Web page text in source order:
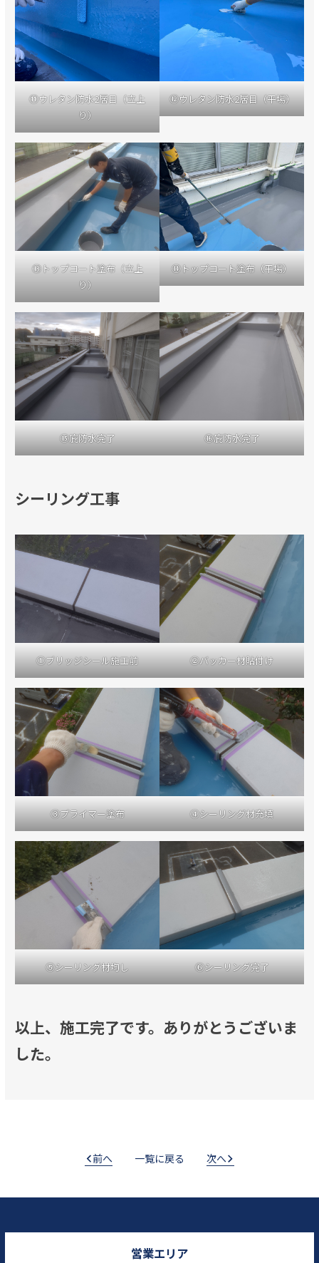
⑪ウレタン防水2層目（立上
り）
⑫ウレタン防水2層目（平場）
⑬トップコート塗布（立上
り）
⑭トップコート塗布（平場）
⑮庇防水完了 ⑯庇防水完了
シーリング工事
①ブリッジシール施工前 ②バッカー材貼付け
③プライマー塗布 ④シーリング材充填
⑤シーリング材均し ⑥シーリング完了
以上、施工完了です。ありがとうございま
した。
前へ 一覧に戻る 次へ
営業エリア